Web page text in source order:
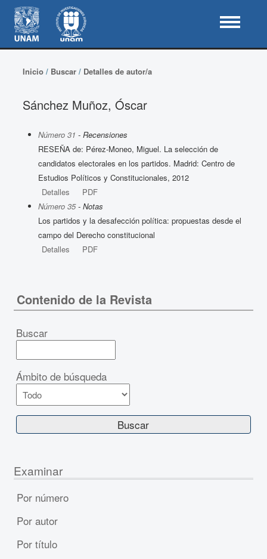
Inicio/ Buscar/ Detalles de autor/a
Sánchez Muñoz, Óscar
Número 31 - Recensiones
RESEÑA de: Pérez-Moneo, Miguel. La selección de
candidatos electorales en los partidos. Madrid: Centro de
Estudios Políticos y Constitucionales, 2012
Detalles
PDF
Número 35- Notas
Los partidos y la desafección política: propuestas desde el
campo del Derecho constitucional
Detalles
PDF
Contenido de la Revista
Buscar
Ámbito de búsqueda
Examinar
Por número
Por autor
Por título